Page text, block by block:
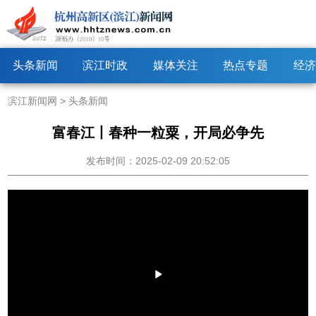
头条新闻 滨江时政 媒体关注 热点专题 经
滨江新闻网 >头条新闻
富春江丨春种一粒粟，开局必争先
发布时间：2025-02-09 20:52:05